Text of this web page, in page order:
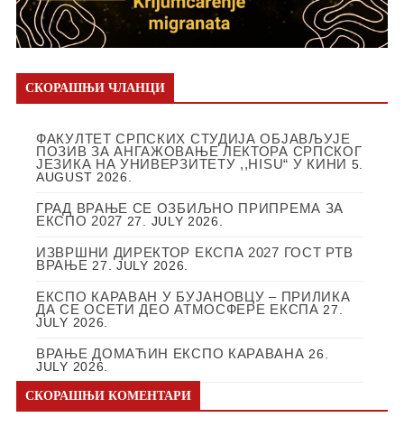
СКОРАШЊИ ЧЛАНЦИ
ФАКУЛТЕТ СРПСКИХ СТУДИЈА ОБЈАВЉУЈЕ
ПОЗИВ ЗА АНГАЖОВАЊЕ ЛЕКТОРА СРПСКОГ
ЈЕЗИКА НА УНИВЕРЗИТЕТУ ,,HISU“ У КИНИ 5.
AUGUST 2026.
ГРАД ВРАЊЕ СЕ ОЗБИЉНО ПРИПРЕМА ЗА
ЕКСПО 2027 27. JULY 2026.
ИЗВРШНИ ДИРЕКТОР ЕКСПА 2027 ГОСТ РТВ
ВРАЊЕ 27. JULY 2026.
ЕКСПО КАРАВАН У БУЈАНОВЦУ – ПРИЛИКА
ДА СЕ ОСЕТИ ДЕО АТМОСФЕРЕ ЕКСПА 27.
JULY 2026.
ВРАЊЕ ДОМАЋИН ЕКСПО КАРАВАНА 26.
JULY 2026.
СКОРАШЊИ КОМЕНТАРИ